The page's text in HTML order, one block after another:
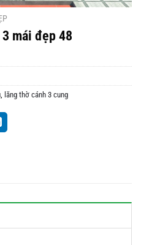
mái đẹp 48
, lăng thờ cánh 3 cung